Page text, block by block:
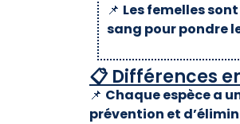
📌 Les femelles
sang pour pondre
📋 Différences
📌 Chaque espèce a
prévention et